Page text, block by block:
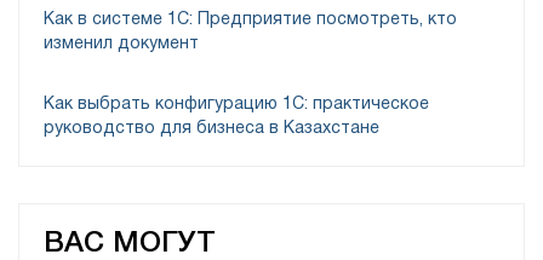
Как в системе 1C: Предприятие посмотреть, кто
изменил документ
Как выбрать конфигурацию 1С: практическое
руководство для бизнеса в Казахстане
ВАС МОГУТ